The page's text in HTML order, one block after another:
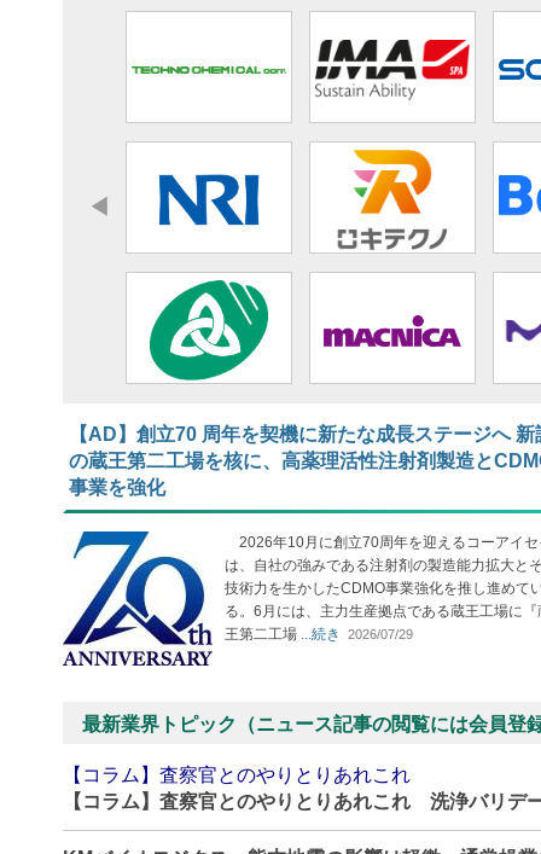
【AD】​​​​​​​創立70 周年を契機に新たな成長ステージへ 新
の蔵王第二工場を核に、高薬理活性注射剤製造と
事業を強化
2026年10月に創立70周年を迎えるコーアイセ
は、自社の強みである注射剤の製造能力拡大と
技術力を生かしたCDMO事業強化を推し進めて
る。6月には、主力生産拠点である蔵王工場に『
王第二工場 ...続き 2026/07/29
最新業界トピック（ニュース記事の閲覧には会員登
【コラム】査察官とのやりとりあれこれ
【コラム】査察官とのやりとりあれこれ 洗浄バリ